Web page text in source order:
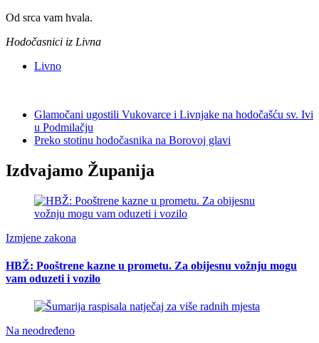
Od srca vam hvala.
Hodočasnici iz Livna
Livno
Glamočani ugostili Vukovarce i Livnjake na hodočašću sv. Ivi
u Podmilačju
Preko stotinu hodočasnika na Borovoj glavi
Izdvajamo Županija
Izmjene zakona
HBŽ: Pooštrene kazne u prometu. Za obijesnu vožnju mogu
vam oduzeti i vozilo
Na neodređeno